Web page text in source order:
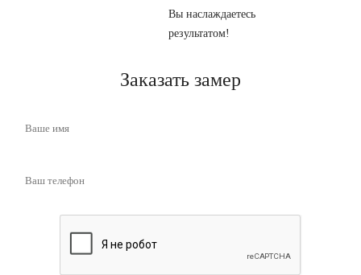
Вы наслаждаетесь
результатом!
Заказать замер